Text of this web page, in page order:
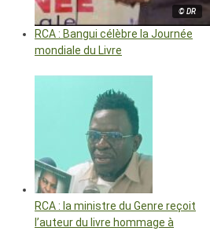
© DR
RCA : Bangui célèbre la Journée
mondiale du Livre
RCA : la ministre du Genre reçoit
l’auteur du livre hommage à